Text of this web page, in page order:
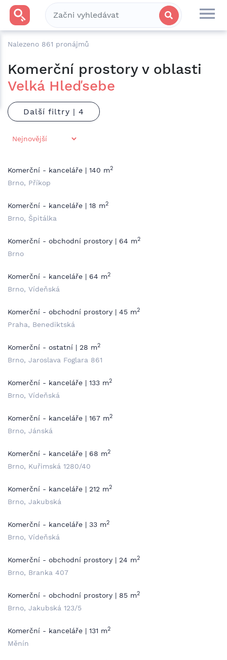
Nalezeno 861 pronájmů
Komerční prostory v oblasti
Velká Hleďsebe
Další filtry |
Komerční - kanceláře | 140 m2
Brno, Příkop
Komerční - kanceláře | 18 m2
Brno, Špitálka
Komerční - obchodní prostory | 64 m2
Brno
Komerční - kanceláře | 64 m2
Brno, Vídeňská
Komerční - obchodní prostory | 45 m2
Praha, Benediktská
Komerční - ostatní | 28 m2
Brno, Jaroslava Foglara 861
Komerční - kanceláře | 133 m2
Brno, Vídeňská
Komerční - kanceláře | 167 m2
Brno, Jánská
Komerční - kanceláře | 68 m2
Brno, Kuřimská 1280/40
Komerční - kanceláře | 212 m2
Brno, Jakubská
Komerční - kanceláře | 33 m2
Brno, Vídeňská
Komerční - obchodní prostory | 24 m2
Brno, Branka 407
Komerční - obchodní prostory | 85 m2
Brno, Jakubská 123/5
Komerční - kanceláře | 131 m2
Měnín